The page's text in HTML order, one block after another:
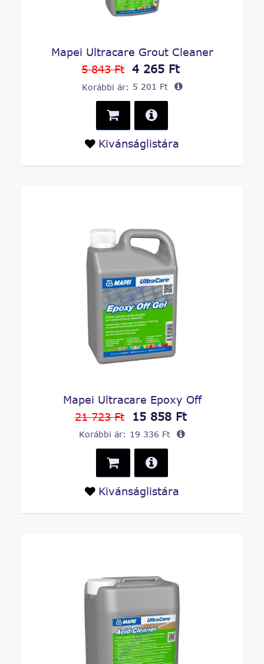
Mapei Ultracare Grout Cleaner
5 843 Ft 4 265 Ft
Korábbi ár: 5 201 Ft
Kivánságlistára
Mapei Ultracare Epoxy Off
21 723 Ft
15 858 Ft
Korábbi ár: 19 336 Ft
Kivánságlistára